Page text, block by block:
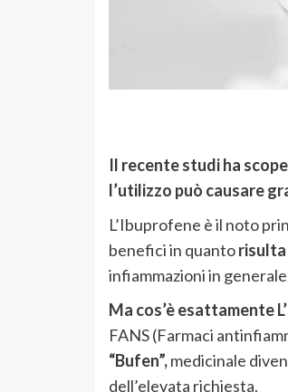
Il recente studi ha
l’utilizzo può causare
L’Ibuprofene è il noto
benefici in quantorisulta
infiammazioni in
Ma cos’è esattamente
FANS (Farmaci
“Bufen”,medicinale
dell’elevata richiesta.